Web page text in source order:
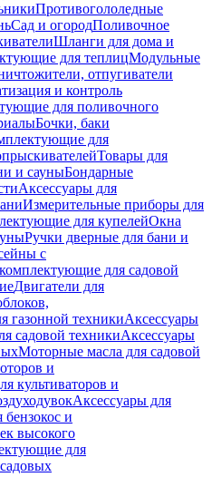
Противогололедные
Сад и огородПоливочное
Шланги для дома и
для теплицМодульные
отпугиватели
и контроль
для поливочного
Бочки, баки
для
Товары для
и сауныБондарные
Аксессуары для
Измерительные приборы для
для купелейОкна
Ручки дверные для бани и
с
для садовой
Двигатели для
газонной техникиАксессуары
садовой техникиАксессуары
Моторные масла для садовой
и
культиваторов и
Аксессуары для
бензокос и
высокого
для